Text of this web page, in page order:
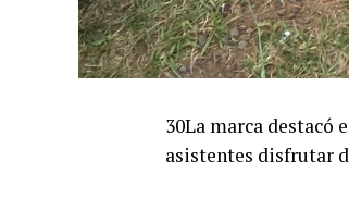
30La marca
asistentes disfrutar